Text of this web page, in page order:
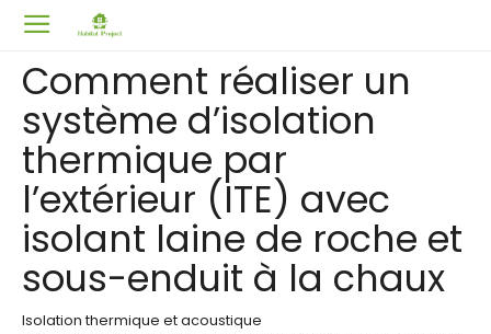
Comment réaliser un
système d’isolation
thermique par
l’extérieur (ITE) avec
isolant laine de roche et
sous-enduit à la chaux
Isolation thermique et acoustique